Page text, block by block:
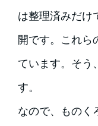
は整理済みだけ
開です。これら
ています。そう
す。
なので、ものく